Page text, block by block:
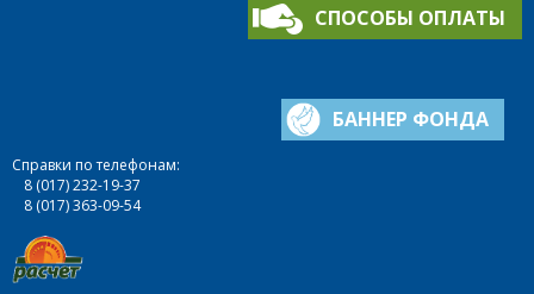
СПОСОБЫ ОПЛАТЫ
БАННЕР ФОНДА
Справки по телефонам:
8 (017) 232-19-37
8 (017) 363-09-54